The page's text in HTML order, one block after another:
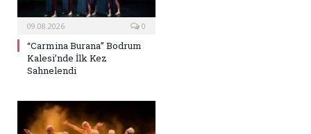
09.08.2026 0
“Carmina Burana” Bodrum
Kalesi’nde İlk Kez
Sahnelendi